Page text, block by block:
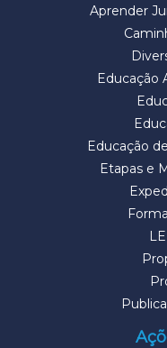
Aprender
Educação
Educação
Etapas e